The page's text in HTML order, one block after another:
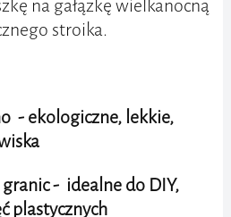
na gałązkę wielkanocną
stroika.
- ekologiczne, lekkie,
- idealne do DIY,
plastycznych